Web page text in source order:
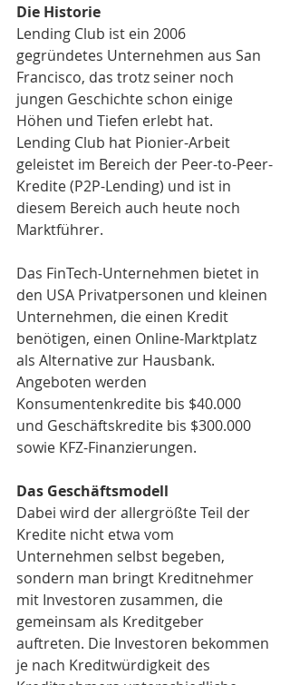
Die Historie
Lending Club ist ein 2006
gegründetes Unternehmen aus San
Francisco, das trotz seiner noch
jungen Geschichte schon einige
Höhen und Tiefen erlebt hat.
Lending Club hat Pionier-Arbeit
geleistet im Bereich der Peer-to-Peer-
Kredite (P2P-Lending) und ist in
diesem Bereich auch heute noch
Marktführer.
Das FinTech-Unternehmen bietet in
den USA Privatpersonen und kleinen
Unternehmen, die einen Kredit
benötigen, einen Online-Marktplatz
als Alternative zur Hausbank.
Angeboten werden
Konsumentenkredite bis $40.000
und Geschäftskredite bis $300.000
sowie KFZ-Finanzierungen.
Das Geschäftsmodell
Dabei wird der allergrößte Teil der
Kredite nicht etwa vom
Unternehmen selbst begeben,
sondern man bringt Kreditnehmer
mit Investoren zusammen, die
gemeinsam als Kreditgeber
auftreten. Die Investoren bekommen
je nach Kreditwürdigkeit des